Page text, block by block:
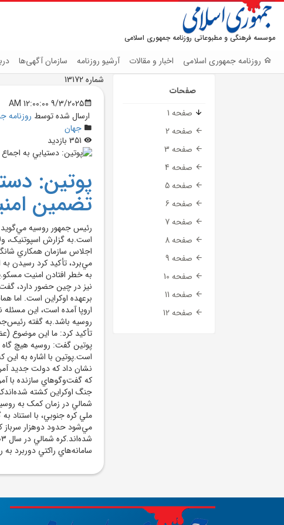
موسسه فرهنگی و مطبوعاتی روزنامه جمهوری اسلامی
روزنامه جمهوری اسلامی اخبار و مقالات آرشیو روزنامه سازمان آگهی‌ها
صفحات
صفحه 1
صفحه 2
صفحه 3
صفحه 4
صفحه 5
صفحه 6
صفحه 7
صفحه 8
صفحه 9
صفحه 10
صفحه 11
صفحه 12
شماره 13172
9/3/2025 12:00:00 AM
ارسال شده توسط روزنامه
جهان
پوتين:
تضمين
رئيس جمهور روسيه
است.به گزارش اسپوتنيک،
اجلاس سازمان همکاري
مي‌برد، تأکيد کرد رسيدن
به خطر افتادن امنيت
نيز در چين حضور دارد،
برعهده اوکراين است. اما
اروپا آمده است، اين
روسيه باشد.به گفته
تأکيد کرد: ما اين موضوع
پوتين گفت: روسيه هيچ گاه
است.پوتين با اشاره به
نشان داد که دولت جديد
که گفت‌وگوهاي سازنده با
جنگ اوکراين کشته
شمالي در زمان کمک به
ملي کره جنوبي، با
مي‌شود حدود دوهزار سرباز
سامانه‌هاي راکتي دوربرد